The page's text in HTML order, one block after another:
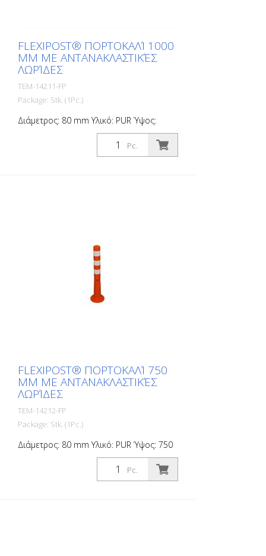
FLEXIPOST® ΠΟΡΤΟΚΑΛΊ 1000
MM ΜΕ ΑΝΤΑΝΑΚΛΑΣΤΙΚΈΣ
ΛΩΡΊΔΕΣ
TEM-14211-FP
Package: Stk. (1Pc.)
Διάμετρος: 80 mm Υλικό: PUR Ύψος:
1.000 mm Βάρος: 1,48 kg Χρώμα:
πορτοκαλί 4 αντανακλαστικές λωρίδες
(χωρίς υλικό στερέωσης) Το Flexipost®
Pc.
FLEXIPOST® ΠΟΡΤΟΚΑΛΊ 750
MM ΜΕ ΑΝΤΑΝΑΚΛΑΣΤΙΚΈΣ
ΛΩΡΊΔΕΣ
TEM-14212-FP
Package: Stk. (1Pc.)
Διάμετρος: 80 mm Υλικό: PUR Ύψος: 750
mm Βάρος: 1,32 kg Χρώμα: πορτοκαλί 3
αντανακλαστικές λωρίδες (χωρίς υλικό
στερέωσης) Το Flexipost® είναι ένας
Pc.